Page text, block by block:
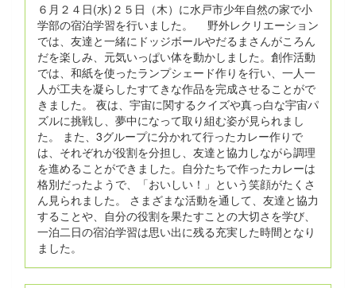
６月２４日(水)２５日（木）に水戸市少年自然の家で小
学部の宿泊学習を行いました。 野外レクリエーション
では、友達と一緒にドッジボールやだるまさんがころん
だを楽しみ、元気いっぱい体を動かしました。創作活動
では、和紙を使ったランプシェード作りを行い、一人一
人が工夫を凝らしたすてきな作品を完成させることがで
きました。 夜は、宇宙に関するクイズや真っ白な宇宙パ
ズルに挑戦し、夢中になって取り組む姿が見られまし
た。 また、3グループに分かれて行ったカレー作りで
は、それぞれが役割を分担し、友達と協力しながら調理
を進めることができました。自分たちで作ったカレーは
格別だったようで、「おいしい！」という笑顔がたくさ
ん見られました。 さまざまな活動を通して、友達と協力
することや、自分の役割を果たすことの大切さを学び、
一泊二日の宿泊学習は思い出に残る充実した時間となり
ました。